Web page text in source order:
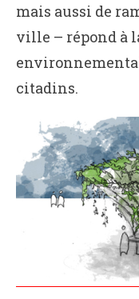
mais aussi de
ville – répond à
citadins.